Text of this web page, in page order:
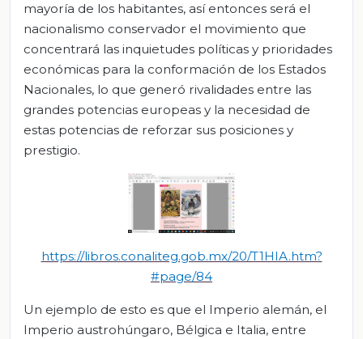
mayoría de los habitantes, así entonces será el
nacionalismo conservador el movimiento que
concentrará las inquietudes políticas y prioridades
económicas para la conformación de los Estados
Nacionales, lo que generó rivalidades entre las
grandes potencias europeas y la necesidad de
estas potencias de reforzar sus posiciones y
prestigio.
https://libros.conaliteg.gob.mx/20/T1HIA.htm?
#page/84
Un ejemplo de esto es que el Imperio alemán, el
Imperio austrohúngaro, Bélgica e Italia, entre